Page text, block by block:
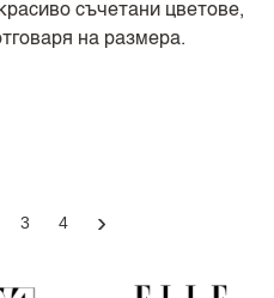
съчетани цветове,
на размера.
3 4 ›